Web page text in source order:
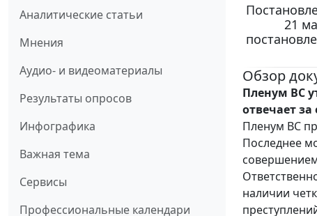
Аналитические статьи
Мнения
Аудио- и видеоматериалы
Результаты опросов
Инфографика
Важная тема
Сервисы
Профессиональные календари
21
Обзор
Пленум ВС
отвечает за
Пленум ВС
Последнее
наличии